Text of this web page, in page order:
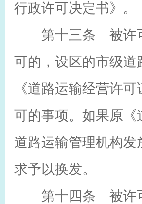
行政许可决定书》。
第十三条 被许可
可的，设区的市级
《道路运输经营许
可的事项。如果原
道路运输管理机构
求予以换发。
第十四条 被许可